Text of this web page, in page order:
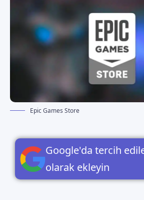
Epic Games Store
Google'da tercih
olarak ekleyin